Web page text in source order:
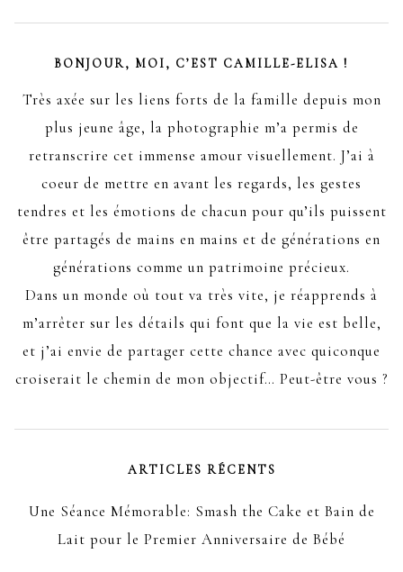
BONJOUR, MOI, C’EST CAMILLE-ELISA !
Très axée sur les liens forts de la famille depuis mon
plus jeune âge, la photographie m’a permis de
retranscrire cet immense amour visuellement. J’ai à
coeur de mettre en avant les regards, les gestes
tendres et les émotions de chacun pour qu’ils puissent
être partagés de mains en mains et de générations en
générations comme un patrimoine précieux.
Dans un monde où tout va très vite, je réapprends à
m’arrêter sur les détails qui font que la vie est belle,
et j’ai envie de partager cette chance avec quiconque
croiserait le chemin de mon objectif… Peut-être vous ?
ARTICLES RÉCENTS
Une Séance Mémorable: Smash the Cake et Bain de
Lait pour le Premier Anniversaire de Bébé